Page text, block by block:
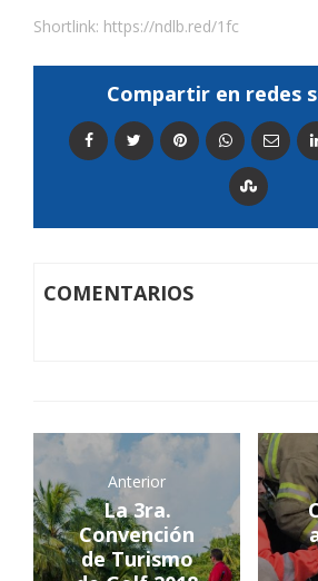
Shortlink: https://ndlb.red/1fc
Compartir en redes
COMENTARIOS
Anterior
La 3ra.
Convención
de Turismo